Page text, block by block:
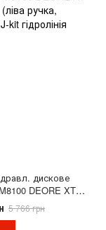
дискове
DEORE XT
ручка, каліпер,
1000мм)
5 766 грн